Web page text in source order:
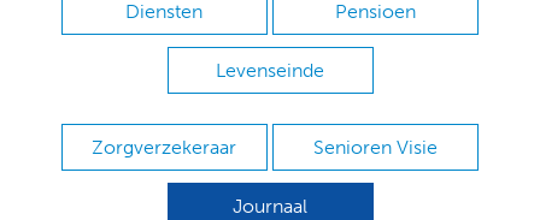
Diensten Pensioen
Levenseinde
Zorgverzekeraar Senioren Visie
Journaal